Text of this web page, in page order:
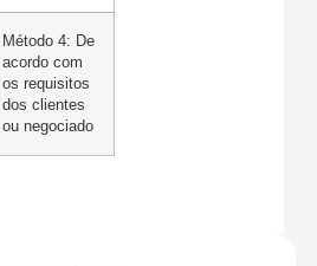
Método 4: De
acordo com
os requisitos
dos clientes
ou negociado